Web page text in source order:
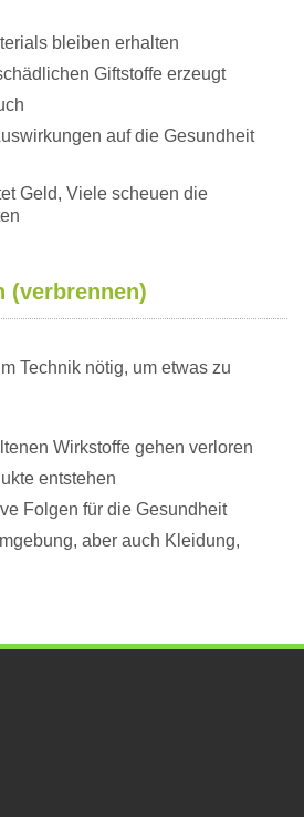
bleiben erhalten
Giftstoffe erzeugt
auf die Gesundheit
Geld, Viele scheuen die
(verbrennen)
Technik nötig, um etwas zu
Wirkstoffe gehen verloren
entstehen
Folgen für die Gesundheit
aber auch Kleidung,